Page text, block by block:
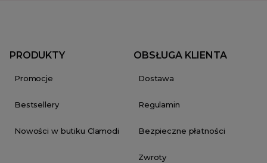
PRODUKTY
Promocje
Bestsellery
Nowości w butiku Clamodi
OBSŁUGA KLIENTA
Dostawa
Regulamin
Bezpieczne płatności
Zwroty